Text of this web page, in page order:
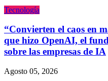
Tecnologí­a
“Convierten el caos en
que hizo OpenAI, el
sobre las empresas de IA
Agosto 05, 2026